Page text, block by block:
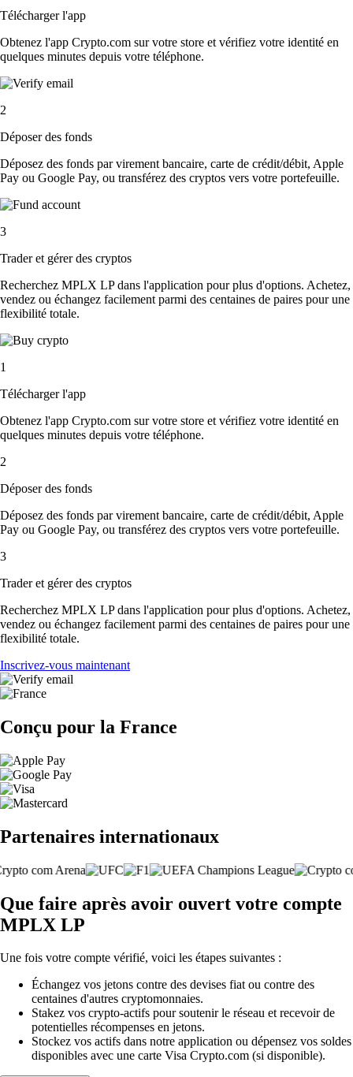
Télécharger l'app
Obtenez l'app Crypto.com sur votre store et vérifiez votre identité en
quelques minutes depuis votre téléphone.
2
Déposer des fonds
Déposez des fonds par virement bancaire, carte de crédit/débit, Apple
Pay ou Google Pay, ou transférez des cryptos vers votre portefeuille.
3
Trader et gérer des cryptos
Recherchez MPLX LP dans l'application pour plus d'options. Achetez,
vendez ou échangez facilement parmi des centaines de paires pour une
flexibilité totale.
1
Télécharger l'app
Obtenez l'app Crypto.com sur votre store et vérifiez votre identité en
quelques minutes depuis votre téléphone.
2
Déposer des fonds
Déposez des fonds par virement bancaire, carte de crédit/débit, Apple
Pay ou Google Pay, ou transférez des cryptos vers votre portefeuille.
3
Trader et gérer des cryptos
Recherchez MPLX LP dans l'application pour plus d'options. Achetez,
vendez ou échangez facilement parmi des centaines de paires pour une
flexibilité totale.
Inscrivez-vous maintenant
Conçu pour la France
Partenaires internationaux
Que faire après avoir ouvert votre compte
MPLX LP
Une fois votre compte vérifié, voici les étapes suivantes :
Échangez vos jetons contre des devises fiat ou contre des
centaines d'autres cryptomonnaies.
Stakez vos crypto-actifs pour soutenir le réseau et recevoir de
potentielles récompenses en jetons.
Stockez vos actifs dans notre application ou dépensez vos soldes
disponibles avec une carte Visa Crypto.com (si disponible).